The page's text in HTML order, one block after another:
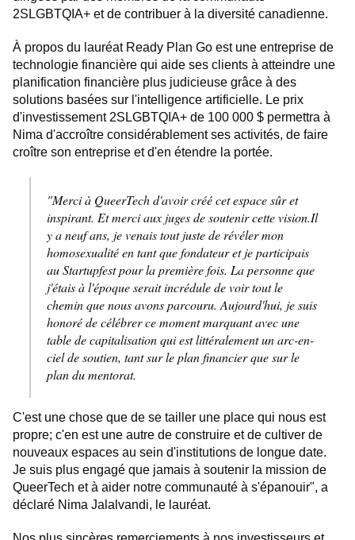
2SLGBTQIA+ et de contribuer à la diversité canadienne.
À propos du lauréat Ready Plan Go est une entreprise de
technologie financière qui aide ses clients à atteindre une
planification financière plus judicieuse grâce à des
solutions basées sur l'intelligence artificielle. Le prix
d'investissement 2SLGBTQIA+ de 100 000 $ permettra à
Nima d'accroître considérablement ses activités, de faire
croître son entreprise et d'en étendre la portée.
"Merci à QueerTech d'avoir créé cet espace sûr et
inspirant. Et merci aux juges de soutenir cette vision.Il
y a neuf ans, je venais tout juste de révéler mon
homosexualité en tant que fondateur et je participais
au Startupfest pour la première fois. La personne que
j'étais à l'époque serait incrédule de voir tout le
chemin que nous avons parcouru. Aujourd'hui, je suis
honoré de célébrer ce moment marquant avec une
table de capitalisation qui est littéralement un arc-en-
ciel de soutien, tant sur le plan financier que sur le
plan du mentorat.
C'est une chose que de se tailler une place qui nous est
propre; c'en est une autre de construire et de cultiver de
nouveaux espaces au sein d'institutions de longue date.
Je suis plus engagé que jamais à soutenir la mission de
QueerTech et à aider notre communauté à s'épanouir", a
déclaré Nima Jalalvandi, le lauréat.